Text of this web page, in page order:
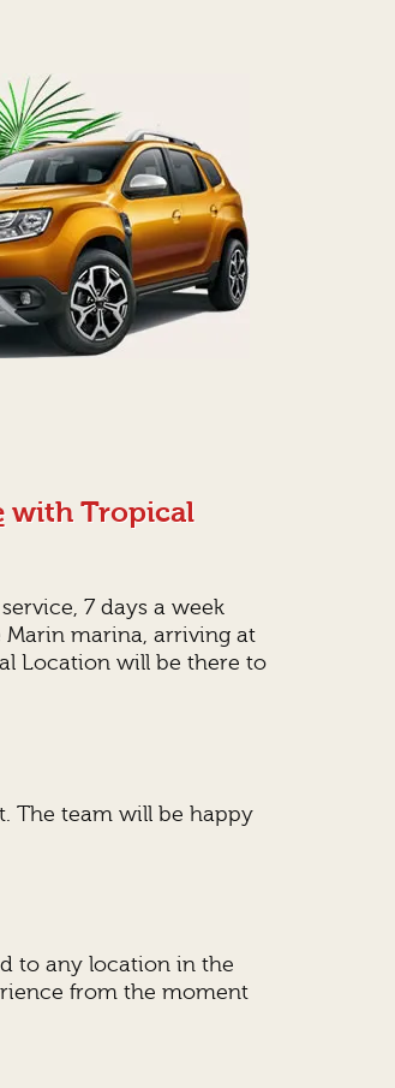
with Tropical
7 days a week
marina, arriving at
Location will be there to
The team will be happy
to any location in the
from the moment